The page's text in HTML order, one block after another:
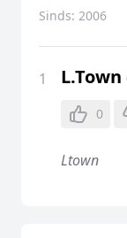
Sinds: 2006
1
0
Ltown